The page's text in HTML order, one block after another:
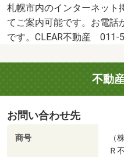
札幌市内のインターネット
てご案内可能です。お電話
です。CLEAR不動産 011-
不動
お問い合わせ先
商号
（
Ｒ